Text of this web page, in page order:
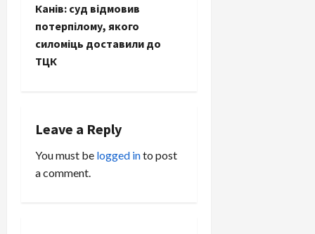
t
n
a
i
g
Канів: суд відмовив
потерпілому, якого
силоміць доставили до
ТЦК
Leave a Reply
You must be logged into post
a comment.